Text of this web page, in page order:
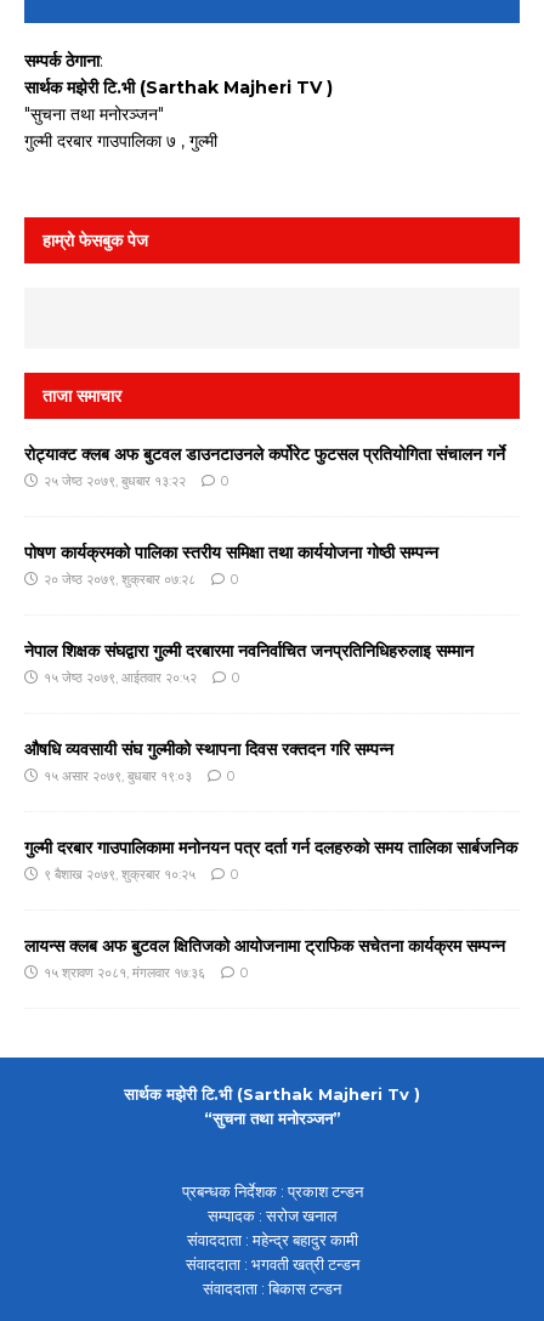
सम्पर्क ठेगाना:
सार्थक मझेरी टि.भी (Sarthak Majheri TV )
"सुचना तथा मनोरञ्जन"
गुल्मी दरबार गाउपालिका ७ , गुल्मी
हाम्रो फेसबुक पेज
ताजा समाचार
रोट्याक्ट क्लब अफ बुटवल डाउनटाउनले कर्पोरेट फुटसल प्रतियोगिता संचालन गर्ने
२५ जेष्ठ २०७९, बुधबार १३:२२ 0
पोषण कार्यक्रमको पालिका स्तरीय समिक्षा तथा कार्ययोजना गोष्ठी सम्पन्न
२० जेष्ठ २०७९, शुक्रबार ०७:२८ 0
नेपाल शिक्षक संघद्वारा गुल्मी दरबारमा नवनिर्वाचित जनप्रतिनिधिहरुलाइ सम्मान
१५ जेष्ठ २०७९, आईतवार २०:५२ 0
औषधि व्यवसायी संघ गुल्मीको स्थापना दिवस रक्तदन गरि सम्पन्न
१५ असार २०७९, बुधबार १९:०३ 0
गुल्मी दरबार गाउपालिकामा मनोनयन पत्र दर्ता गर्न दलहरुको समय तालिका सार्बजनिक
९ बैशाख २०७९, शुक्रबार १०:२५ 0
लायन्स क्लब अफ बुटवल क्षितिजको आयोजनामा ट्राफिक सचेतना कार्यक्रम सम्पन्न
१५ श्रावण २०८१, मंगलवार १७:३६ 0
सार्थक मझेरी टि.भी (Sarthak Majheri Tv )
“सुचना तथा मनोरञ्जन”
प्रबन्धक निर्देशक : प्रकाश टन्डन
सम्पादक : सरोज खनाल
संवाददाता : महेन्द्र बहादुर कामी
संवाददाता : भगवती खत्री टन्डन
संवाददाता : बिकास टन्डन